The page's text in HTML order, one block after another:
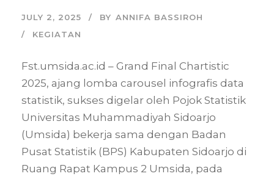
JULY 2, 2025 BY ANNIFA BASSIROH
KEGIATAN
Fst.umsida.ac.id – Grand Final Chartistic
2025, ajang lomba carousel infografis data
statistik, sukses digelar oleh Pojok Statistik
Universitas Muhammadiyah Sidoarjo
(Umsida) bekerja sama dengan Badan
Pusat Statistik (BPS) Kabupaten Sidoarjo di
Ruang Rapat Kampus 2 Umsida, pada